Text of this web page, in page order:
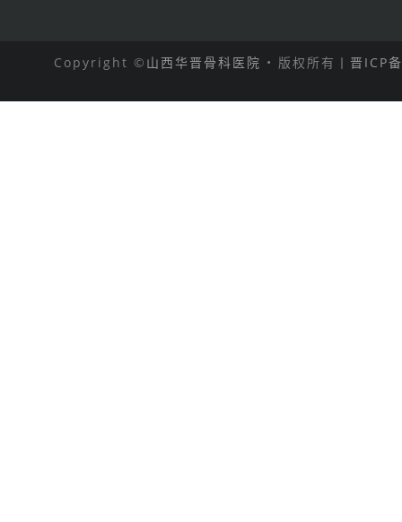
Copyright © 山西华晋骨科医院 • 版权所有丨 晋ICP